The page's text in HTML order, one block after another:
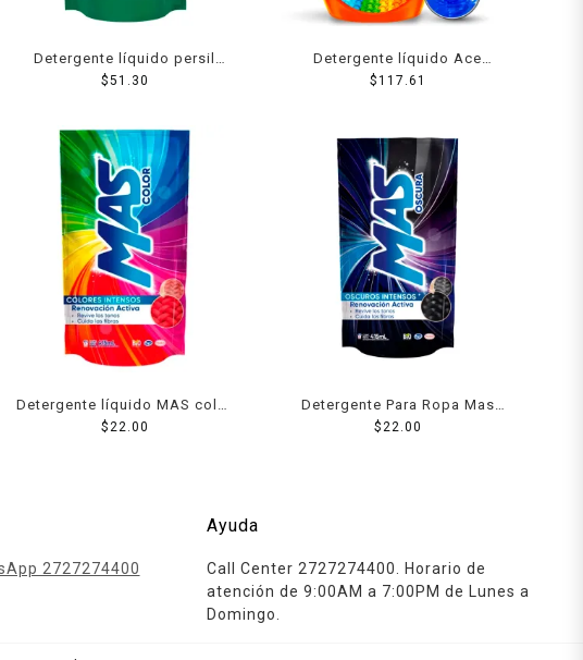
Detergente líquido persil
universal acción profunda
$51.30
Detergente líquido Ace
Limpieza completa 1 para
$117.61
Detergente líquido MAS color
415 ml
$ 22.00
Detergente Para Ropa Mas
Color Oscura Liquido 415 Ml
$ 22.00
2727274400
Ayuda
Call Center 2727274400. Horario de
atención de 9:00AM a 7:00PM de Lunes a
Domingo.